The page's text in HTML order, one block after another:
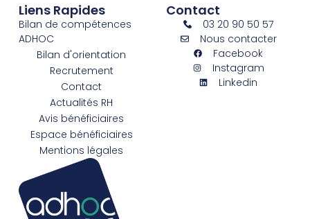
Liens Rapides
Bilan de compétences
ADHOC
Bilan d'orientation
Recrutement
Contact
Actualités RH
Avis bénéficiaires
Espace bénéficiaires
Mentions légales
Contact
03 20 90 50 57
Nous contacter
Facebook
Instagram
Linkedin